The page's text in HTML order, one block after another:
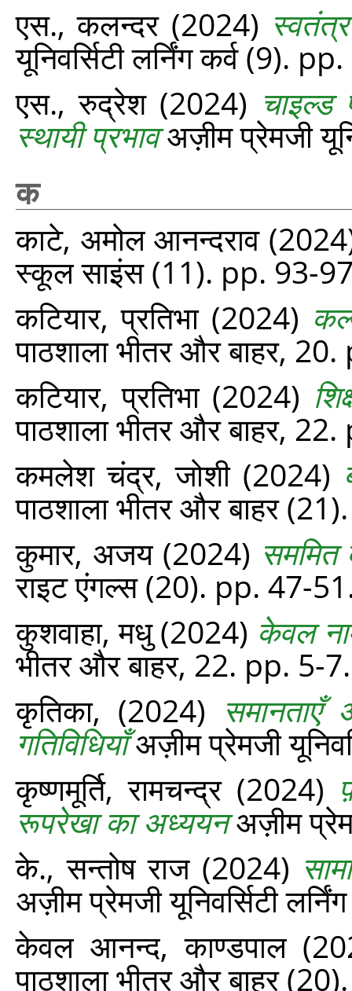
एस., कलन्दर(2024)
यूनिवर्सिटी लर्निंग कर्व (9).
एस., रुद्रेश(2024)
स्थायी प्रभावअज़ीम प्रेमजी
क
काटे, अमोल आनन्‍दराव
स्‍कूल साइंस (11). pp. 93-
कटियार, प्रतिभा(2024)
पाठशाला भीतर और बाहर,
कटियार, प्रतिभा(2024)
पाठशाला भीतर और बाहर,
कमलेश चंद्र, जोशी(2024)
पाठशाला भीतर और बाहर
कुमार, अजय(2024) सममित
राइट एंगल्‍स (20). pp. 47-
कुशवाहा, मधु(2024) केवल
भीतर और बाहर, 22. pp. 5-7.
कृतिका, (2024)
गतिविधियाँअज़ीम प्रेमजी
कृष्णमूर्ति, रामचन्द्र(2024)
रूपरेखा का अध्ययनअज़ीम
के., सन्तोष राज(2024)
अज़ीम प्रेमजी यूनिवर्सिटी
केवल आनन्‍द, काण्‍डपाल
पाठशाला भीतर और बाहर